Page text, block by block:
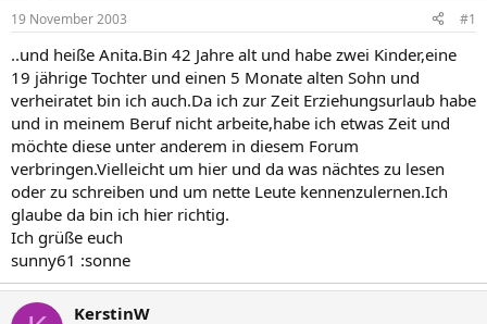
e
r
l
t
a
m
19 November 2003 #1
..und heiße Anita.Bin 42 Jahre alt und habe zwei Kinder,eine
19 jährige Tochter und einen 5 Monate alten Sohn und
verheiratet bin ich auch.Da ich zur Zeit Erziehungsurlaub habe
und in meinem Beruf nicht arbeite,habe ich etwas Zeit und
möchte diese unter anderem in diesem Forum
verbringen.Vielleicht um hier und da was nächtes zu lesen
oder zu schreiben und um nette Leute kennenzulernen.Ich
glaube da bin ich hier richtig.
Ich grüße euch
sunny61 :sonne
KerstinW